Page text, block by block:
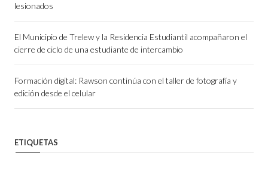
lesionados
El Municipio de Trelew y la Residencia Estudiantil acompañaron el
cierre de ciclo de una estudiante de intercambio
Formación digital: Rawson continúa con el taller de fotografía y
edición desde el celular
ETIQUETAS